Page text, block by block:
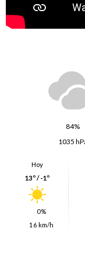
84%
1035
Hoy
13º / -1º
0%
16 km/h